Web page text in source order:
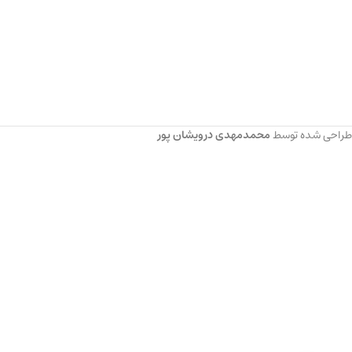
طراحی شده توسطمحمدمهدی درویشان پور